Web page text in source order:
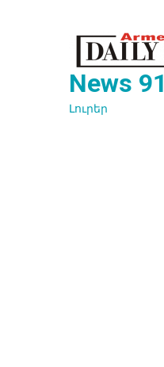
News
Լուրեր